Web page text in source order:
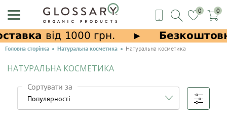
0 0
Головна сторінка Натуральна косметика Натуральна косметика
НАТУРАЛЬНА КОСМЕТИКА
Сортувати за